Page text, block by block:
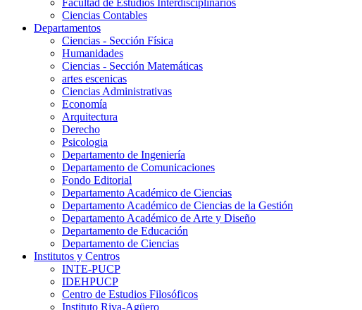
Facultad de Estudios Interdisciplinarios
Ciencias Contables
Departamentos
Ciencias - Sección Física
Humanidades
Ciencias - Sección Matemáticas
artes escenicas
Ciencias Administrativas
Economía
Arquitectura
Derecho
Psicologia
Departamento de Ingeniería
Departamento de Comunicaciones
Fondo Editorial
Departamento Académico de Ciencias
Departamento Académico de Ciencias de la Gestión
Departamento Académico de Arte y Diseño
Departamento de Educación
Departamento de Ciencias
Institutos y Centros
INTE-PUCP
IDEHPUCP
Centro de Estudios Filosóficos
Instituto Riva-Agüero